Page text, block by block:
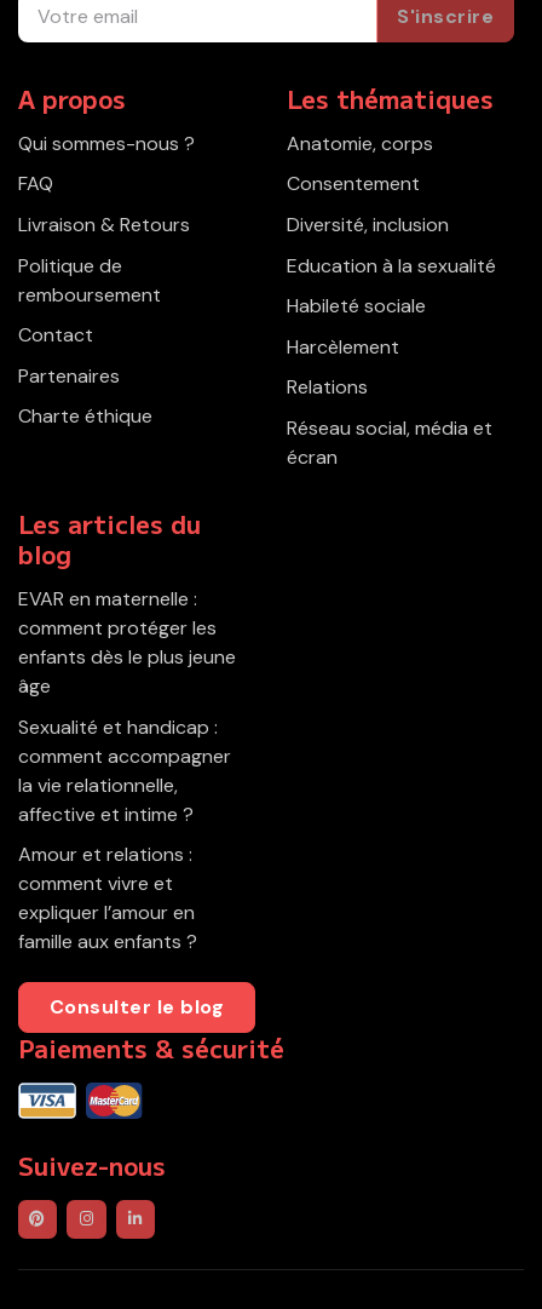
S'inscrire
A propos
Qui sommes-nous ?
FAQ
Livraison & Retours
Politique de
remboursement
Contact
Partenaires
Charte éthique
Les thématiques
Anatomie, corps
Consentement
Diversité, inclusion
Education à la sexualité
Habileté sociale
Harcèlement
Relations
Réseau social, média et
écran
Les articles du
blog
EVAR en maternelle :
comment protéger les
enfants dès le plus jeune
âge
Sexualité et handicap :
comment accompagner
la vie relationnelle,
affective et intime ?
Amour et relations :
comment vivre et
expliquer l’amour en
famille aux enfants ?
Consulter le blog
Paiements & sécurité
Suivez-nous